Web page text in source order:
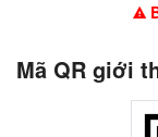
Mã QR giới